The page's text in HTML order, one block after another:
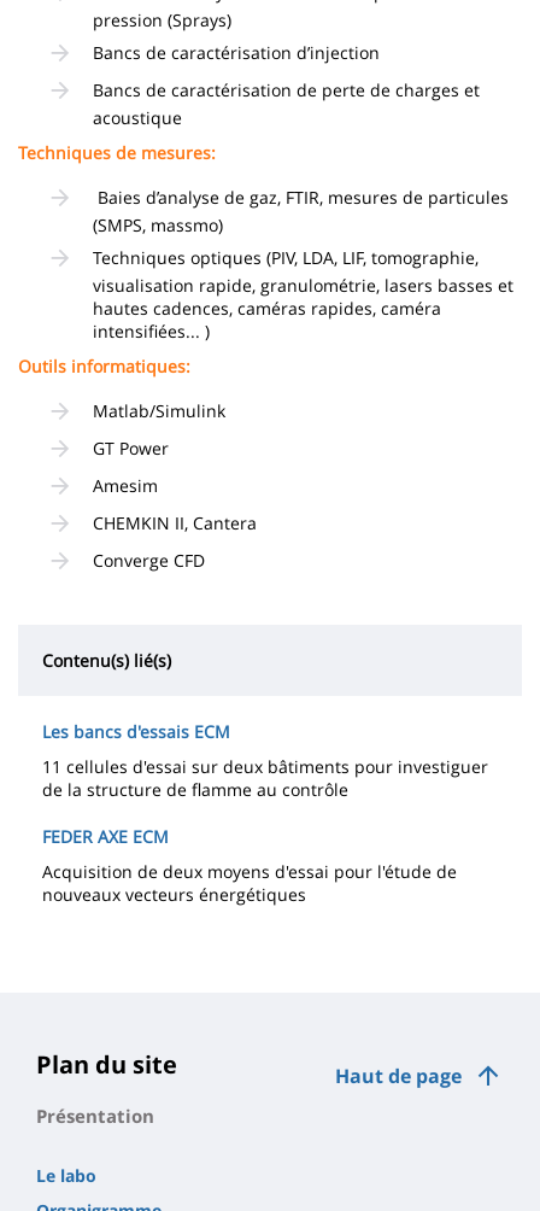
pression (Sprays)
Bancs de caractérisation d’injection
Bancs de caractérisation de perte de charges et
acoustique
Techniques de mesures:
Baies d’analyse de gaz, FTIR, mesures de particules
(SMPS, massmo)
Techniques optiques (PIV, LDA, LIF, tomographie,
visualisation rapide, granulométrie, lasers basses et
hautes cadences, caméras rapides, caméra
intensifiées... )
Outils informatiques:
Matlab/Simulink
GT Power
Amesim
CHEMKIN II, Cantera
Converge CFD
Contenu(s) lié(s)
Les bancs d'essais ECM
11 cellules d'essai sur deux bâtiments pour investiguer
de la structure de flamme au contrôle
FEDER AXE ECM
Acquisition de deux moyens d'essai pour l'étude de
nouveaux vecteurs énergétiques
Haut de page
Plan du site
Présentation
Le labo